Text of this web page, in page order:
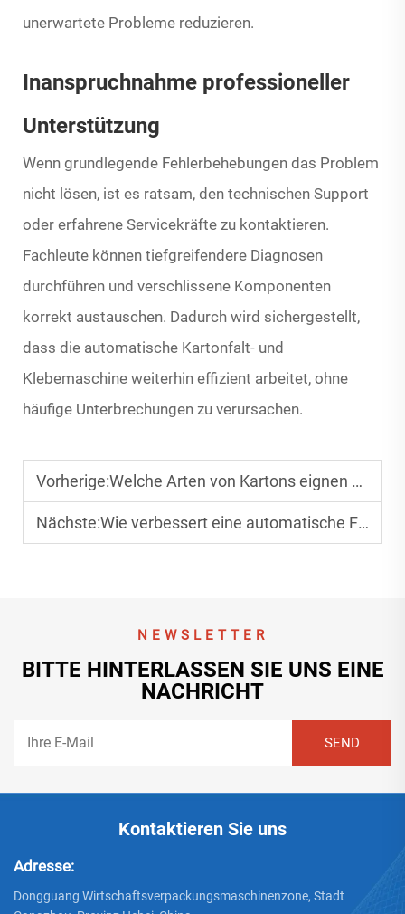
unerwartete Probleme reduzieren.
Inanspruchnahme professioneller
Unterstützung
Wenn grundlegende Fehlerbehebungen das Problem
nicht lösen, ist es ratsam, den technischen Support
oder erfahrene Servicekräfte zu kontaktieren.
Fachleute können tiefgreifendere Diagnosen
durchführen und verschlissene Komponenten
korrekt austauschen. Dadurch wird sichergestellt,
dass die automatische Kartonfalt- und
Klebemaschine weiterhin effizient arbeitet, ohne
häufige Unterbrechungen zu verursachen.
Vorherige:Welche Arten von Kartons eignen sich am besten für automatische Falt- und Klebemaschinen?
Nächste:Wie verbessert eine automatische Falt- und Klebemaschine die Produktionsgeschwindigkeit?
NEWSLETTER
BITTE HINTERLASSEN SIE UNS EINE
NACHRICHT
Kontaktieren Sie uns
Adresse:
Dongguang Wirtschaftsverpackungsmaschinenzone, Stadt